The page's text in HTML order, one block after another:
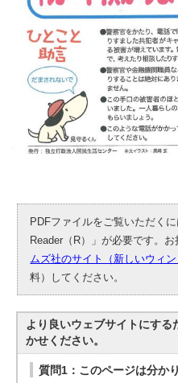
PDFファイルをご覧いただくに
Reader（R）」が必要です。
ムズ社のサイト（新しいウィ
料）してください。
より良いウェブサイトにする
かせください。
質問1：このページは分か